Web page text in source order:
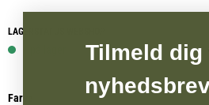
hånden.
LAGERSTATUS WEBSHOP
Farve
Tilmeld dig